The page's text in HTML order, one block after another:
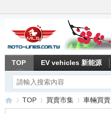
TOP EV vehicles 新能源
TOP 買賣市集 車輛買賣